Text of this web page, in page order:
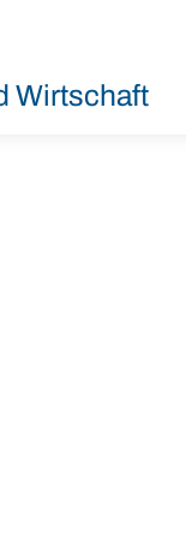
Wirtschaft